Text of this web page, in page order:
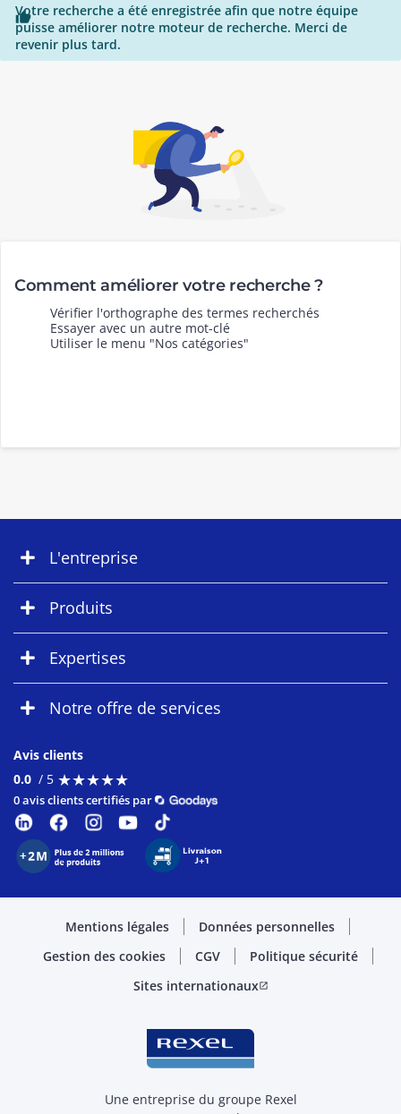

Votre recherche a été enregistrée afin que notre équipe
puisse améliorer notre moteur de recherche. Merci de
revenir plus tard.
Comment améliorer votre recherche ?
Vérifier l'orthographe des termes recherchés
Essayer avec un autre mot-clé
Utiliser le menu "Nos catégories"
L'entreprise
Produits
Expertises
Notre offre de services
Avis clients
0.0 / 5 ★★★★★
★★★★★
0 avis clients certifiés par
Mentions légales
Données personnelles
Gestion des cookies
CGV
Politique sécurité
Sites internationauxopen_in_new
Une entreprise du groupe Rexel